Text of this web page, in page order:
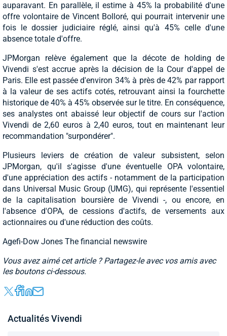
auparavant. En parallèle, il estime à 45% la probabilité d'une
offre volontaire de Vincent Bolloré, qui pourrait intervenir une
fois le dossier judiciaire réglé, ainsi qu'à 45% celle d'une
absence totale d'offre.
JPMorgan relève également que la décote de holding de
Vivendi s'est accrue après la décision de la Cour d'appel de
Paris. Elle est passée d'environ 34% à près de 42% par rapport
à la valeur de ses actifs cotés, retrouvant ainsi la fourchette
historique de 40% à 45% observée sur le titre. En conséquence,
ses analystes ont abaissé leur objectif de cours sur l'action
Vivendi de 2,60 euros à 2,40 euros, tout en maintenant leur
recommandation "surpondérer".
Plusieurs leviers de création de valeur subsistent, selon
JPMorgan, qu'il s'agisse d'une éventuelle OPA volontaire,
d'une appréciation des actifs - notamment de la participation
dans Universal Music Group (UMG), qui représente l'essentiel
de la capitalisation boursière de Vivendi -, ou encore, en
l'absence d'OPA, de cessions d'actifs, de versements aux
actionnaires ou d'une réduction des coûts.
Agefi-Dow Jones The financial newswire
Vous avez aimé cet article ? Partagez-le avec vos amis avec
les boutons ci-dessous.
Actualités Vivendi